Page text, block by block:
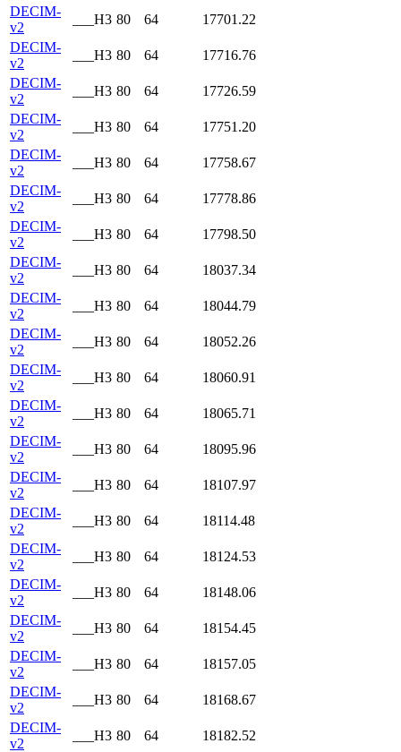
DECIM-
v2
___H3 80 64
17701.22
DECIM-
v2
___H3 80 64
17716.76
DECIM-
v2
___H3 80 64
17726.59
DECIM-
v2
___H3 80 64
17751.20
DECIM-
v2
___H3 80 64
17758.67
DECIM-
v2
___H3 80 64
17778.86
DECIM-
v2
___H3 80 64
17798.50
DECIM-
v2
___H3 80 64
18037.34
DECIM-
v2
___H3 80 64
18044.79
DECIM-
v2
___H3 80 64
18052.26
DECIM-
v2
___H3 80 64
18060.91
DECIM-
v2
___H3 80 64
18065.71
DECIM-
v2
___H3 80 64
18095.96
DECIM-
v2
___H3 80 64
18107.97
DECIM-
v2
___H3 80 64
18114.48
DECIM-
v2
___H3 80 64
18124.53
DECIM-
v2
___H3 80 64
18148.06
DECIM-
v2
___H3 80 64
18154.45
DECIM-
v2
___H3 80 64
18157.05
DECIM-
v2
___H3 80 64
18168.67
DECIM-
v2
___H3 80 64
18182.52